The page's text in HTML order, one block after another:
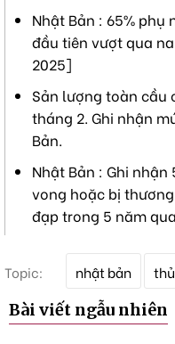
Nhật Bản : 65%
đầu tiên vượt qua
2025]
Sản lượng toàn cầu
tháng 2. Ghi nhận
Bản.
Nhật Bản : Ghi
vong hoặc bị
đạp trong 5 năm
Topic:
k
h
nhật bản
Bài viết ngẫu nhiên